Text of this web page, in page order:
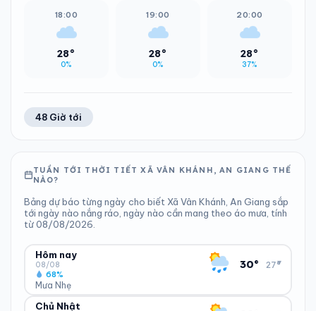
18:00
28°
0%
19:00
28°
0%
20:00
28°
37%
48 Giờ tới
TUẦN TỚI THỜI TIẾT XÃ VÂN KHÁNH, AN GIANG THẾ
NÀO?
Bảng dự báo từng ngày cho biết Xã Vân Khánh, An Giang sắp
tới ngày nào nắng ráo, ngày nào cần mang theo áo mưa, tính
từ 08/08/2026.
Hôm nay
08/08
Mưa Nhẹ
68%
30° 27°
▾
ĐỘ ẨM
Chủ Nhật